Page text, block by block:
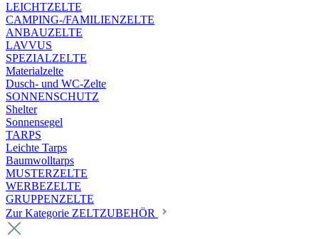
LEICHTZELTE
CAMPING-/FAMILIENZELTE
ANBAUZELTE
LAVVUS
SPEZIALZELTE
Materialzelte
Dusch- und WC-Zelte
SONNENSCHUTZ
Shelter
Sonnensegel
TARPS
Leichte Tarps
Baumwolltarps
MUSTERZELTE
WERBEZELTE
GRUPPENZELTE
Zur Kategorie ZELTZUBEHÖR